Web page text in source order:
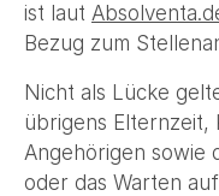
ist laut
Bezug zum
Nicht als Lücke
übrigens Elternzeit,
Angehörigen sowie
oder das Warten